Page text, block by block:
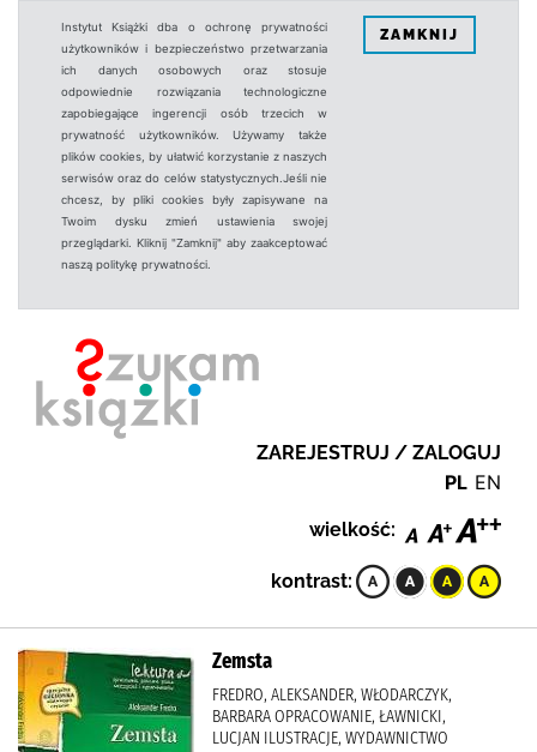
Instytut Książki dba o ochronę prywatności
użytkowników i bezpieczeństwo przetwarzania
ich danych osobowych oraz stosuje
odpowiednie rozwiązania technologiczne
zapobiegające ingerencji osób trzecich w
prywatność użytkowników. Używamy także
plików cookies, by ułatwić korzystanie z naszych
serwisów oraz do celów statystycznych.Jeśli nie
chcesz, by pliki cookies były zapisywane na
Twoim dysku zmień ustawienia swojej
przeglądarki. Kliknij "Zamknij" aby zaakceptować
naszą politykę prywatności.
ZAMKNIJ
ZAREJESTRUJ / ZALOGUJ
PL EN
wielkość:
kontrast:
Zemsta
FREDRO, ALEKSANDER, WŁODARCZYK,
BARBARA OPRACOWANIE, ŁAWNICKI,
LUCJAN ILUSTRACJE, WYDAWNICTWO